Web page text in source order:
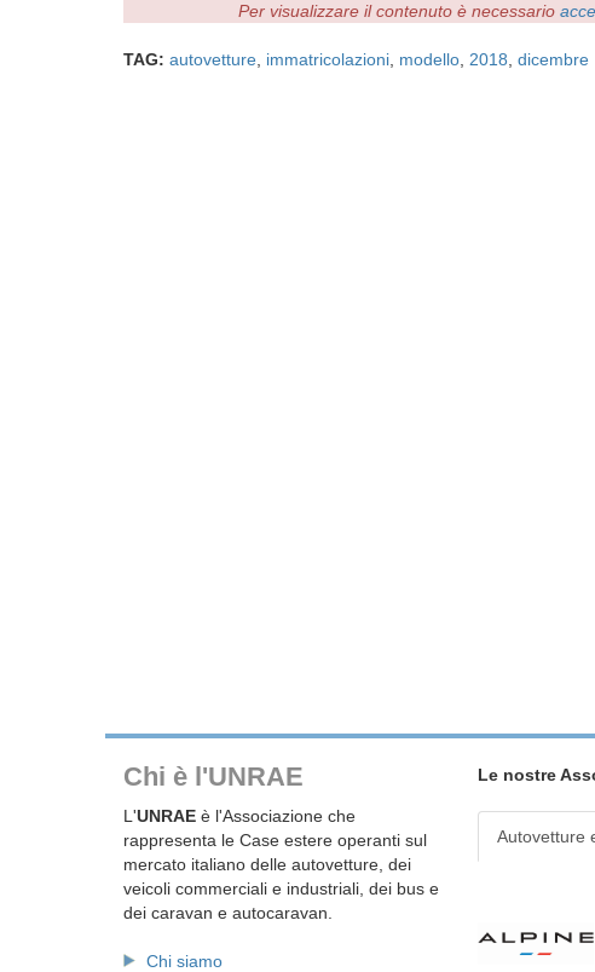
Per visualizzare il contenuto è necessario
TAG: autovetture immatricolazioni modello 2018 dicembre
Chi è l'UNRAE
L'UNRAE è l'Associazione che
rappresenta le Case estere operanti sul
mercato italiano delle autovetture, dei
veicoli commerciali e industriali, dei bus e
dei caravan e autocaravan.
Chi siamo
Le nostre
Autovetture